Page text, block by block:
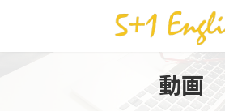
ン
ー
動画